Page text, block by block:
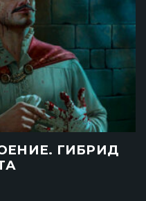
ГИБРИД